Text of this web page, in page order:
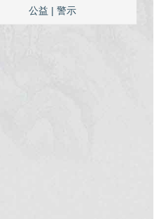
公益 | 警示